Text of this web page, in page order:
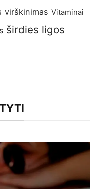
virškinimas Vitaminai
širdies ligos